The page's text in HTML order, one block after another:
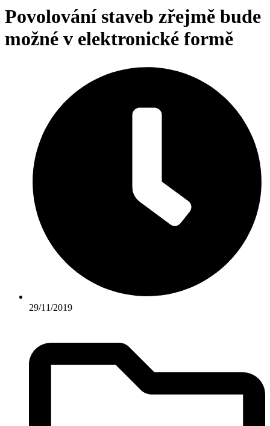
Povolování staveb zřejmě bude
možné v elektronické formě
29/11/2019